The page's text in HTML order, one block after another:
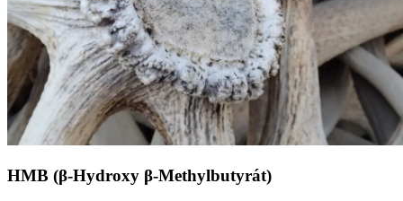
HMB (β-Hydroxy β-Methylbutyrát)